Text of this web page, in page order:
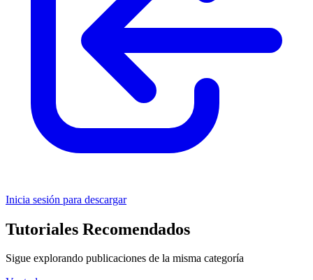
Inicia sesión para descargar
Tutoriales Recomendados
Sigue explorando publicaciones de la misma categoría